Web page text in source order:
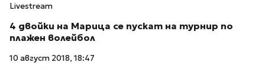
Livestream
4 двойки на Марица се пускат на турнир по
плажен волейбол
10 август 2018, 18:47